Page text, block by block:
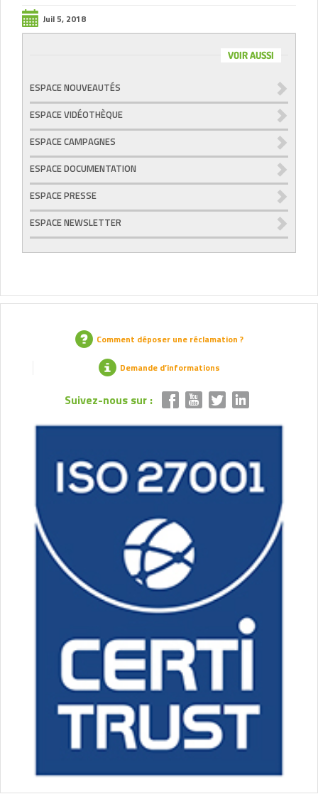
Juil 5, 2018
VOIR AUSSI
ESPACE NOUVEAUTÉS
ESPACE VIDÉOTHÈQUE
ESPACE CAMPAGNES
ESPACE DOCUMENTATION
ESPACE PRESSE
ESPACE NEWSLETTER
Comment déposer une réclamation ?
Demande d’informations
Suivez-nous sur :